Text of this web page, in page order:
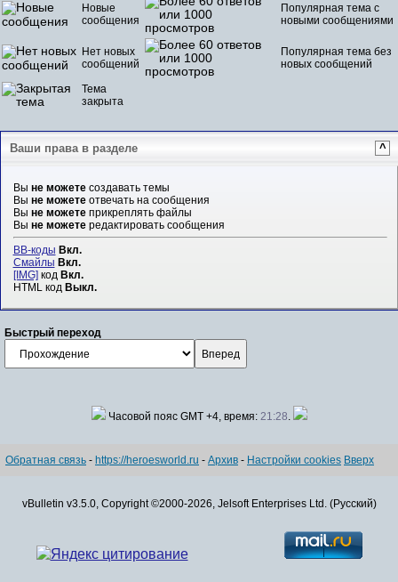
Новые
сообщения
Популярная тема с
новыми сообщениями
Нет новых
сообщений
Популярная тема без
новых сообщений
Тема
закрыта
Ваши права в разделе ^
Вы не можетесоздавать темы
Вы не можетеотвечать на сообщения
Вы не можетеприкреплять файлы
Вы не можетередактировать сообщения
BB-коды Вкл.
Смайлы Вкл.
[IMG]код Вкл.
HTML код Выкл.
Быстрый переход
Часовой пояс GMT +4, время: 21:28.
Обратная связь - https://heroesworld.ru - Архив - Настройки cookies Вверх
vBulletin v3.5.0, Copyright ©2000-2026, Jelsoft Enterprises Ltd. (Русский)